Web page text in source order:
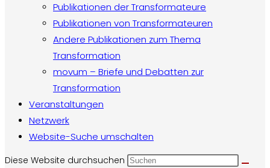
Publikationen der Transformateure
Publikationen von Transformateuren
Andere Publikationen zum Thema
Transformation
movum – Briefe und Debatten zur
Transformation
Veranstaltungen
Netzwerk
Website-Suche umschalten
Diese Website durchsuchen